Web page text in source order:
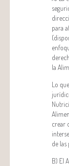
para
la
Lo
crear
de las
B) El